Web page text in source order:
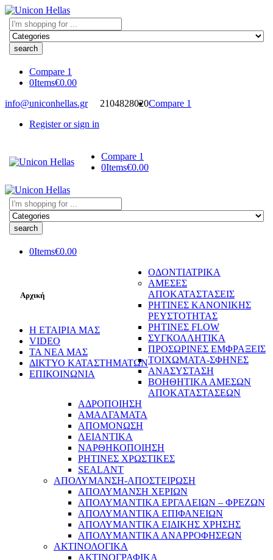
Search
here
Compare 1
0Items€0.00
info@uniconhellas.gr
2104828020Compare 1
Register or sign in
Compare 1
0Items€0.00
Search
here
0Items€0.00
Αρχική
Η ΕΤΑΙΡΙΑ ΜΑΣ
VIDEO
ΤΑ ΝΕΑ ΜΑΣ
ΔΙΚΤΥΟ ΚΑΤΑΣΤΗΜΑΤΩΝ
ΕΠΙΚΟΙΝΩΝΙΑ
ΟΔΟΝΤΙΑΤΡΙΚΑ
ΑΜΕΣΕΣ
ΑΠΟΚΑΤΑΣΤΑΣΕΙΣ
ΡΗΤΙΝΕΣ ΚΑΝΟΝΙΚΗΣ
ΡΕΥΣΤΟΤΗΤΑΣ
ΡΗΤΙΝΕΣ FLOW
ΣΥΓΚΟΛΛΗΤΙΚΑ
ΠΡΟΣΩΡΙΝΕΣ ΕΜΦΡΑΞΕΙΣ
ΤΟΙΧΩΜΑΤΑ-ΣΦΗΝΕΣ
ΑΝΑΣΥΣΤΑΣΗ
ΒΟΗΘΗΤΙΚΑ ΑΜΕΣΩΝ
ΑΠΟΚΑΤΑΣΤΑΣΕΩΝ
ΑΔΡΟΠΟΙΗΣΗ
ΑΜΑΛΓΑΜΑΤΑ
ΑΠΟΜΟΝΩΣΗ
ΛΕΙΑΝΤΙΚΑ
ΝΑΡΘΗΚΟΠΟΙΗΣΗ
ΡΗΤΙΝΕΣ ΧΡΩΣΤΙΚΕΣ
SEALANT
ΑΠΟΛΥΜΑΝΣΗ-ΑΠΟΣΤΕΙΡΩΣΗ
ΑΠΟΛΥΜΑΝΣΗ ΧΕΡΙΩΝ
ΑΠΟΛΥΜΑΝΤΙΚΑ ΕΡΓΑΛΕΙΩΝ – ΦΡΕΖΩΝ
ΑΠΟΛΥΜΑΝΤΙΚΑ ΕΠΙΦΑΝΕΙΩΝ
ΑΠΟΛΥΜΑΝΤΙΚΑ ΕΙΔΙΚΗΣ ΧΡΗΣΗΣ
ΑΠΟΛΥΜΑΝΤΙΚΑ ΑΝΑΡΡΟΦΗΣΕΩΝ
ΑΚΤΙΝΟΛΟΓΙΚΑ
ΑΚΤΙΝΟΓΡΑΦΙΚΑ